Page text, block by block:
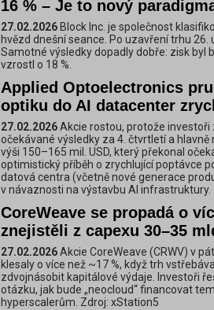
16 % – Je to nový
27.02.2026 Block Inc. je společnost
hvězd dnešní seance. Po uzavření trhu 26.
Samotné výsledky dopadly dobře: zisk byl
vzrostl o 18 %.
Applied Optoelectronics
optiku do AI datacenter
27.02.2026Akcie rostou, protože investoři
očekávané výsledky za 4. čtvrtletí a
výši 150–165 mil. USD, který překonal
optimistický příběh o zrychlující poptávce
datová centra (včetně nové generace
v návaznosti na výstavbu AI
CoreWeave se propadá o
znejistěli z capexu 30–35
27.02.2026Akcie CoreWeave (CRWV) v
klesaly o více než ~17 %, když trh
zdvojnásobit kapitálové výdaje. Investoři
otázku, jak bude „neocloud“ financovat
hyperscalerům. Zdroj: xStation5